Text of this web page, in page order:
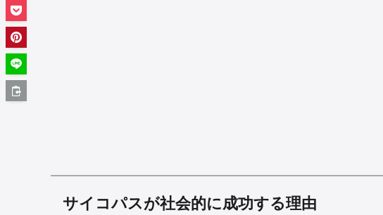
サイコパスが社会的に成功する理由